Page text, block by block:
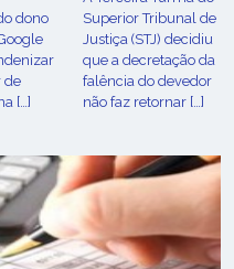
dono
de
[…]
Superior Tribunal de
Justiça (STJ) decidiu
que a decretação da
falência do devedor
não faz retornar […]